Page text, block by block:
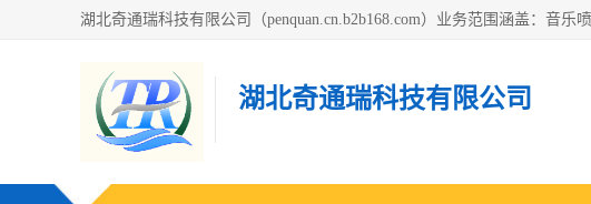
湖北奇通瑞科技有限公司